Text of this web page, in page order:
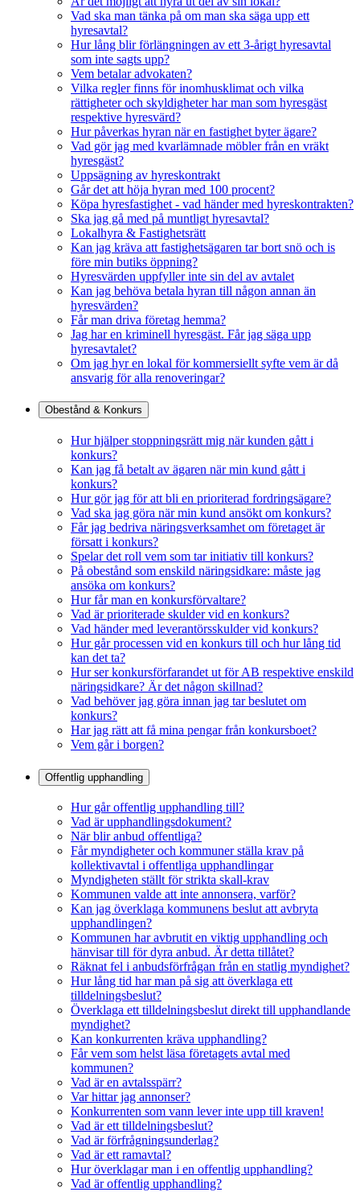
Vad ska man tänka på om man ska säga upp ett
hyresavtal?
Hur lång blir förlängningen av ett 3-årigt hyresavtal
som inte sagts upp?
Vem betalar advokaten?
Vilka regler finns för inomhusklimat och vilka
rättigheter och skyldigheter har man som hyresgäst
respektive hyresvärd?
Hur påverkas hyran när en fastighet byter ägare?
Vad gör jag med kvarlämnade möbler från en vräkt
hyresgäst?
Uppsägning av hyreskontrakt
Går det att höja hyran med 100 procent?
Köpa hyresfastighet - vad händer med hyreskontrakten?
Ska jag gå med på muntligt hyresavtal?
Lokalhyra & Fastighetsrätt
Kan jag kräva att fastighetsägaren tar bort snö och is
före min butiks öppning?
Hyresvärden uppfyller inte sin del av avtalet
Kan jag behöva betala hyran till någon annan än
hyresvärden?
Får man driva företag hemma?
Jag har en kriminell hyresgäst. Får jag säga upp
hyresavtalet?
Om jag hyr en lokal för kommersiellt syfte vem är då
ansvarig för alla renoveringar?
Obestånd & Konkurs
Hur hjälper stoppningsrätt mig när kunden gått i
konkurs?
Kan jag få betalt av ägaren när min kund gått i
konkurs?
Hur gör jag för att bli en prioriterad fordringsägare?
Vad ska jag göra när min kund ansökt om konkurs?
Får jag bedriva näringsverksamhet om företaget är
försatt i konkurs?
Spelar det roll vem som tar initiativ till konkurs?
På obestånd som enskild näringsidkare: måste jag
ansöka om konkurs?
Hur får man en konkursförvaltare?
Vad är prioriterade skulder vid en konkurs?
Vad händer med leverantörsskulder vid konkurs?
Hur går processen vid en konkurs till och hur lång tid
kan det ta?
Hur ser konkursförfarandet ut för AB respektive enskild
näringsidkare? Är det någon skillnad?
Vad behöver jag göra innan jag tar beslutet om
konkurs?
Har jag rätt att få mina pengar från konkursboet?
Vem går i borgen?
Offentlig upphandling
Hur går offentlig upphandling till?
Vad är upphandlingsdokument?
När blir anbud offentliga?
Får myndigheter och kommuner ställa krav på
kollektivavtal i offentliga upphandlingar
Myndigheten ställt för strikta skall-krav
Kommunen valde att inte annonsera, varför?
Kan jag överklaga kommunens beslut att avbryta
upphandlingen?
Kommunen har avbrutit en viktig upphandling och
hänvisar till för dyra anbud. Är detta tillåtet?
Räknat fel i anbudsförfrågan från en statlig myndighet?
Hur lång tid har man på sig att överklaga ett
tilldelningsbeslut?
Överklaga ett tilldelningsbeslut direkt till upphandlande
myndighet?
Kan konkurrenten kräva upphandling?
Får vem som helst läsa företagets avtal med
kommunen?
Vad är en avtalsspärr?
Var hittar jag annonser?
Konkurrenten som vann lever inte upp till kraven!
Vad är ett tilldelningsbeslut?
Vad är förfrågningsunderlag?
Vad är ett ramavtal?
Hur överklagar man i en offentlig upphandling?
Vad är offentlig upphandling?